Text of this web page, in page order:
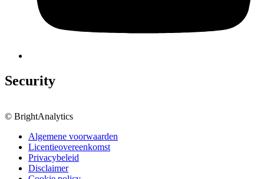
Security
© BrightAnalytics
Algemene voorwaarden
Licentieovereenkomst
Privacybeleid
Disclaimer